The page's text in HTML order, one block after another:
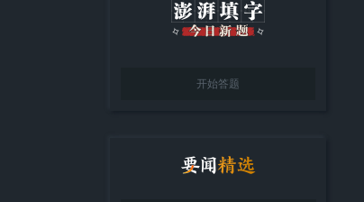
开始答题